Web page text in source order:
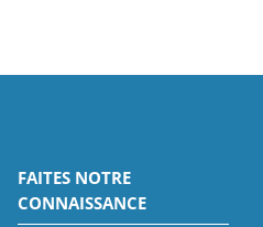
FAITES NOTRE
CONNAISSANCE